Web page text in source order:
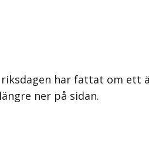
har fattat om ett
ner på sidan.